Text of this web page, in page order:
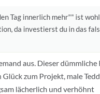
Tag innerlich mehr"" ist
da investierst du in das
aus. Dieser dümmliche
zum Projekt, male
lächerlich und verhöhnt